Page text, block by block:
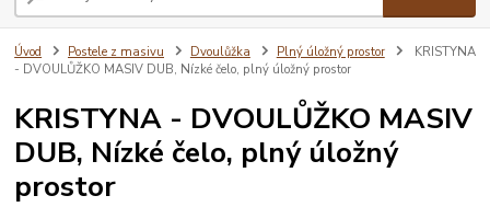
Úvod Postele z masivu Dvoulůžka Plný úložný prostor
KRISTYNA
- DVOULŮŽKO MASIV DUB, Nízké čelo, plný úložný prostor
KRISTYNA - DVOULŮŽKO MASIV
DUB, Nízké čelo, plný úložný
prostor